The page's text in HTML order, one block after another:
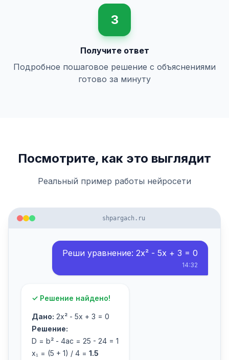
3
Получите ответ
Подробное пошаговое решение с объяснениями
готово за минуту
Посмотрите, как это выглядит
Реальный пример работы нейросети
shpargach.ru
Реши уравнение: 2x² - 5x + 3 = 0
14:32
✓ Решение найдено!
Дано: 2x² - 5x + 3 = 0
Решение:
D = b² - 4ac = 25 - 24 = 1
x₁ = (5 + 1) / 4 = 1.5